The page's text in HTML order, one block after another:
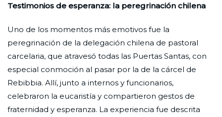
Testimonios de esperanza: la peregrinación chilena
Uno de los momentos más emotivos fue la
peregrinación de la delegación chilena de pastoral
carcelaria, que atravesó todas las Puertas Santas, con
especial conmoción al pasar por la de la cárcel de
Rebibbia. Allí, junto a internos y funcionarios,
celebraron la eucaristía y compartieron gestos de
fraternidad y esperanza. La experiencia fue descrita